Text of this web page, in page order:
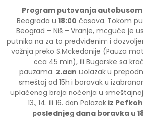
Program putovanja
Beograda u 18:00 časova. Tokom
Beograd – Niš – Vranje, moguće je
putnika na za to predviđenim i
vožnja preko S.Makedonije (Pauza
cca 45 min), ili Bugarske sa
pauzama. 2.dan Dolazak u
smeštaj od 15h i boravak u
uplaćenog broja noćenja u smeštajnoj
13., 14. ili 16. dan Polazak iz
poslednjeg dana boravka u